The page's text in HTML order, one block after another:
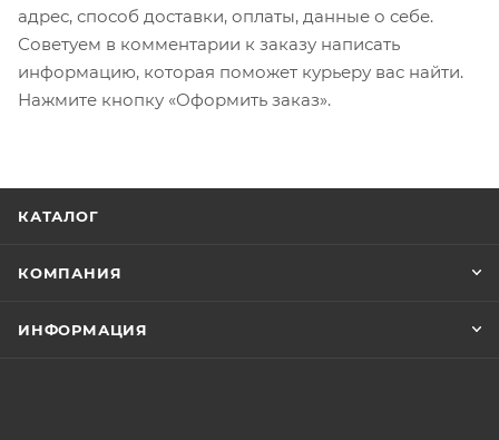
адрес, способ доставки, оплаты, данные о себе.
Советуем в комментарии к заказу написать
информацию, которая поможет курьеру вас найти.
Нажмите кнопку «Оформить заказ».
КАТАЛОГ
КОМПАНИЯ
ИНФОРМАЦИЯ